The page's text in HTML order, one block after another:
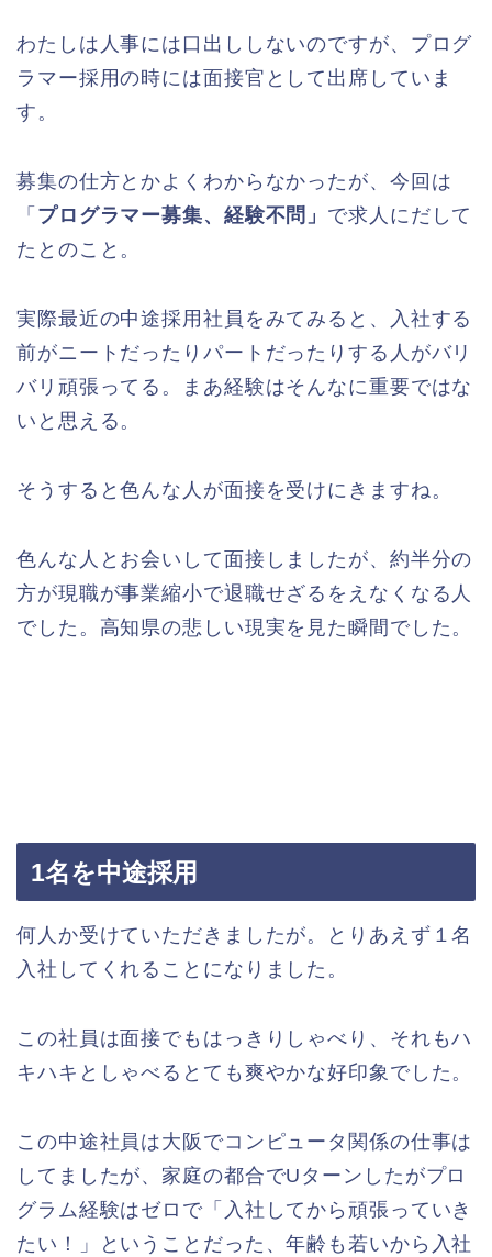
わたしは人事には口出ししないのですが、プログ
ラマー採用の時には面接官として出席していま
す。
募集の仕方とかよくわからなかったが、今回は
「 プログラマー募集、経験不問」 で求人にだして
たとのこと。
実際最近の中途採用社員をみてみると、入社する
前がニートだったりパートだったりする人がバリ
バリ頑張ってる。まあ経験はそんなに重要ではな
いと思える。
そうすると色んな人が面接を受けにきますね。
色んな人とお会いして面接しましたが、約半分の
方が現職が事業縮小で退職せざるをえなくなる人
でした。高知県の悲しい現実を見た瞬間でした。
1名を中途採用
何人か受けていただきましたが。とりあえず１名
入社してくれることになりました。
この社員は面接でもはっきりしゃべり、それもハ
キハキとしゃべるとても爽やかな好印象でした。
この中途社員は大阪でコンピュータ関係の仕事は
してましたが、家庭の都合でUターンしたがプロ
グラム経験はゼロで「入社してから頑張っていき
たい！」ということだった、年齢も若いから入社